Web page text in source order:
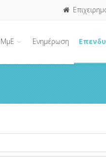
ΜμΕ Ενημέρωση